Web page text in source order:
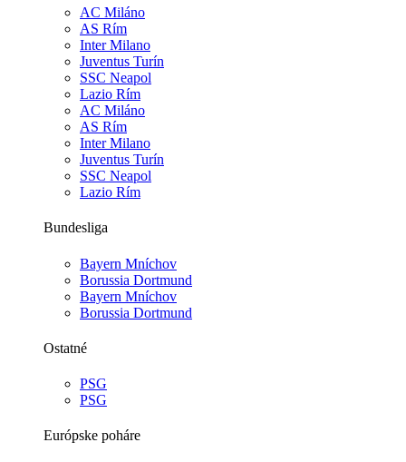
AC Miláno
AS Rím
Inter Milano
Juventus Turín
SSC Neapol
Lazio Rím
AC Miláno
AS Rím
Inter Milano
Juventus Turín
SSC Neapol
Lazio Rím
Bundesliga
Bayern Mníchov
Borussia Dortmund
Bayern Mníchov
Borussia Dortmund
Ostatné
PSG
PSG
Európske poháre